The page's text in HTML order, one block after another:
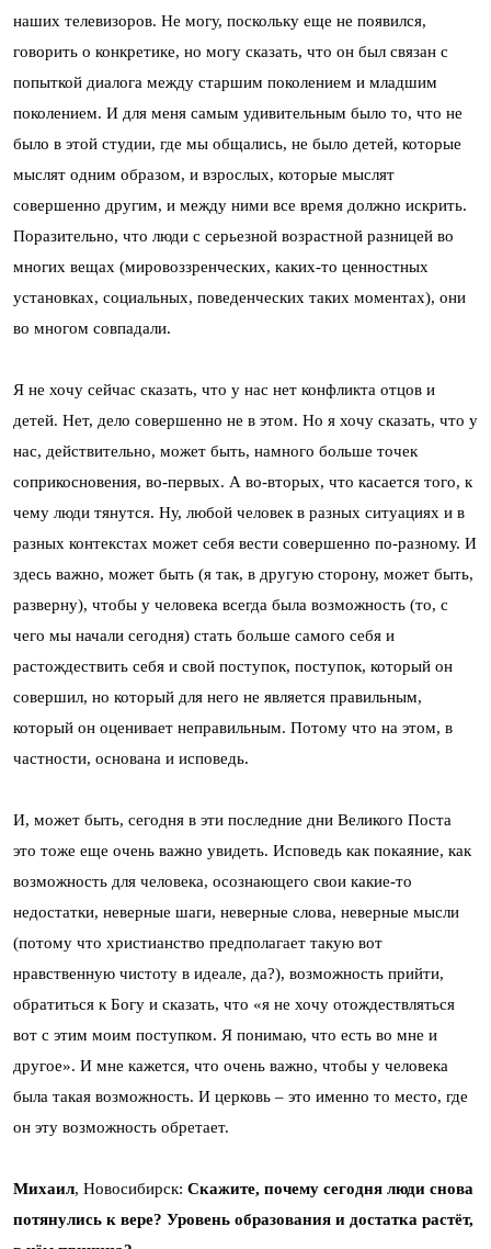
наших телевизоров. Не могу, поскольку еще не появился,
говорить о конкретике, но могу сказать, что он был связан с
попыткой диалога между старшим поколением и младшим
поколением. И для меня самым удивительным было то, что не
было в этой студии, где мы общались, не было детей, которые
мыслят одним образом, и взрослых, которые мыслят
совершенно другим, и между ними все время должно искрить.
Поразительно, что люди с серьезной возрастной разницей во
многих вещах (мировоззренческих, каких-то ценностных
установках, социальных, поведенческих таких моментах), они
во многом совпадали.
Я не хочу сейчас сказать, что у нас нет конфликта отцов и
детей. Нет, дело совершенно не в этом. Но я хочу сказать, что у
нас, действительно, может быть, намного больше точек
соприкосновения, во-первых. А во-вторых, что касается того, к
чему люди тянутся. Ну, любой человек в разных ситуациях и в
разных контекстах может себя вести совершенно по-разному. И
здесь важно, может быть (я так, в другую сторону, может быть,
разверну), чтобы у человека всегда была возможность (то, с
чего мы начали сегодня) стать больше самого себя и
растождествить себя и свой поступок, поступок, который он
совершил, но который для него не является правильным,
который он оценивает неправильным. Потому что на этом, в
частности, основана и исповедь.
И, может быть, сегодня в эти последние дни Великого Поста
это тоже еще очень важно увидеть. Исповедь как покаяние, как
возможность для человека, осознающего свои какие-то
недостатки, неверные шаги, неверные слова, неверные мысли
(потому что христианство предполагает такую вот
нравственную чистоту в идеале, да?), возможность прийти,
обратиться к Богу и сказать, что «я не хочу отождествляться
вот с этим моим поступком. Я понимаю, что есть во мне и
другое». И мне кажется, что очень важно, чтобы у человека
была такая возможность. И церковь – это именно то место, где
он эту возможность обретает.
Михаил, Новосибирск: Скажите, почему сегодня люди снова
потянулись к вере? Уровень образования и достатка растёт,